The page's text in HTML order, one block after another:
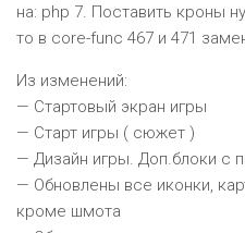
на: php 7. Поставить кроны
то в core-func 467 и 471
Из изменений:
— Стартовый экран игры
— Старт игры ( сюжет )
— Дизайн игры. Доп.блоки с
— Обновлены все иконки,
кроме шмота